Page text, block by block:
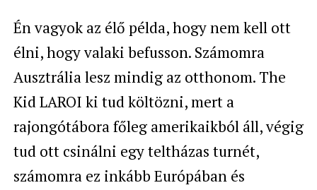
Én vagyok az élő példa, hogy nem kell ott
élni, hogy valaki befusson. Számomra
Ausztrália lesz mindig az otthonom. The
Kid LAROI ki tud költözni, mert a
rajongótábora főleg amerikaikból áll, végig
tud ott csinálni egy teltházas turnét,
számomra ez inkább Európában és